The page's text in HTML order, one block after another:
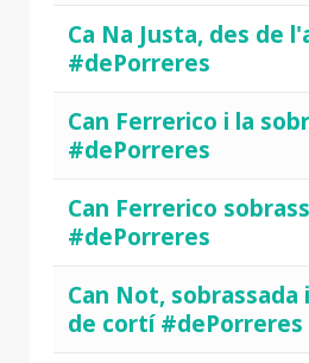
Ca Na Justa, des de
#dePorreres
Can Ferrerico i la
#dePorreres
Can Ferrerico
#dePorreres
Can Not,
de cortí #dePorreres